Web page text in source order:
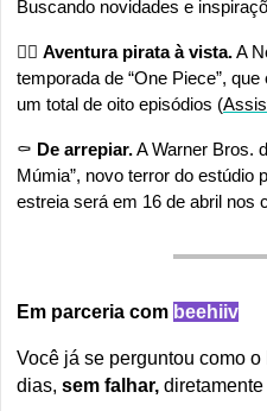
Buscando novidades e
🏴‍☠️ Aventura pirata à vista. A
temporada de “One Piece”,
um total de oito episódios (
⚰️ De arrepiar. A Warner Bros.
Múmia”, novo terror do estúdio
estreia será em 16 de abril nos
Em parceria com beehiiv
Você já se perguntou como o
dias, sem falhar,